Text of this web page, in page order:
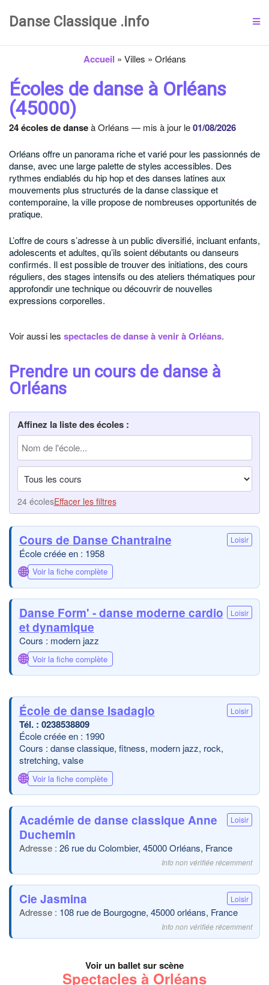
Danse Classique .info
Accueil » Villes » Orléans
Écoles de danse à Orléans
(45000)
24 écoles de danseà Orléans — mis à jour le01/08/2026
Orléans offre un panorama riche et varié pour les passionnés de
danse, avec une large palette de styles accessibles. Des
rythmes endiablés du hip hop et des danses latines aux
mouvements plus structurés de la danse classique et
contemporaine, la ville propose de nombreuses opportunités de
pratique.
L’offre de cours s’adresse à un public diversifié, incluant enfants,
adolescents et adultes, qu’ils soient débutants ou danseurs
confirmés. Il est possible de trouver des initiations, des cours
réguliers, des stages intensifs ou des ateliers thématiques pour
approfondir une technique ou découvrir de nouvelles
expressions corporelles.
Voir aussi les spectacles de danse à venir à Orléans.
Prendre un cours de danse à
Orléans
Affinez la liste des écoles :
24 écolesEffacer les filtres
Cours de Danse Chantraine Loisir
École créée en : 1958
🌐 Voir la fiche complète
Danse Form' - danse moderne cardio
et dynamique
Loisir
Cours : modern jazz
🌐 Voir la fiche complète
École de danse Isadagio Loisir
0238538809
École créée en : 1990
Cours : danse classique, fitness, modern jazz, rock,
stretching, valse
🌐 Voir la fiche complète
Académie de danse classique Anne
Duchemin
Loisir
26 rue du Colombier, 45000 Orléans, France
Info non vérifiée récemment
Cie Jasmina Loisir
108 rue de Bourgogne, 45000 orléans, France
Info non vérifiée récemment
Voir un ballet sur scène
Spectacles à Orléans